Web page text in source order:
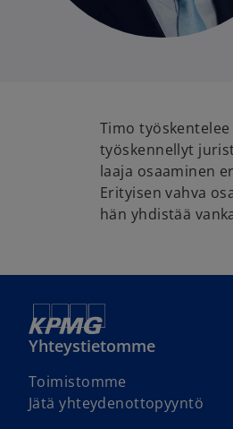
Timo
työskennellyt
laaja osaaminen
Erityisen vahva
hän yhdistää
Yhteystietomme
Toimistomme
p
Jätä yhteydenottopyyntö